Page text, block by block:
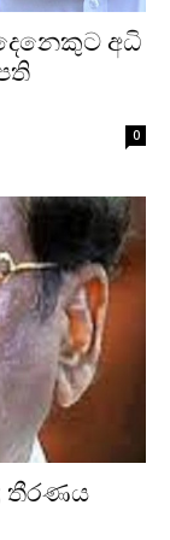
අධි
0
තීරණය